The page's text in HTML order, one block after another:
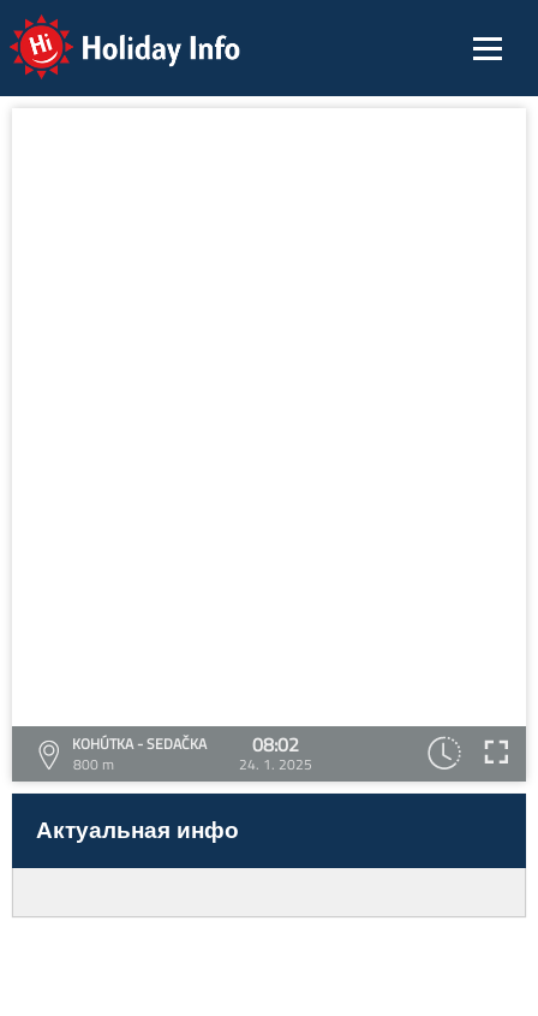
Holiday Info
KOHÚTKA - SEDAČKA
800 m
08:02
24. 1. 2025
Актуальная инфо